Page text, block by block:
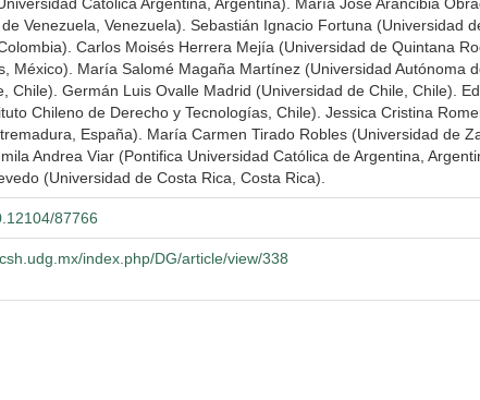
Venezuela, Venezuela). Sebastián Ignacio Fortuna (Universidad
Carlos Moisés Herrera Mejía (Universidad de Quintana
México). María Salomé Magaña Martínez (Universidad Autónoma
Chile). Germán Luis Ovalle Madrid (Universidad de Chile, Chile).
Chileno de Derecho y Tecnologías, Chile). Jessica Cristina
España). María Carmen Tirado Robles (Universidad de
Andrea Viar (Pontifica Universidad Católica de Argentina,
(Universidad de Costa Rica, Costa Rica).
87766
index.php/DG/article/view/338